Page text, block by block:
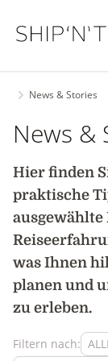
News & Stories
News &
Hier finden
praktische
was Ihnen
planen und
zu erleben.
Filtern nach: